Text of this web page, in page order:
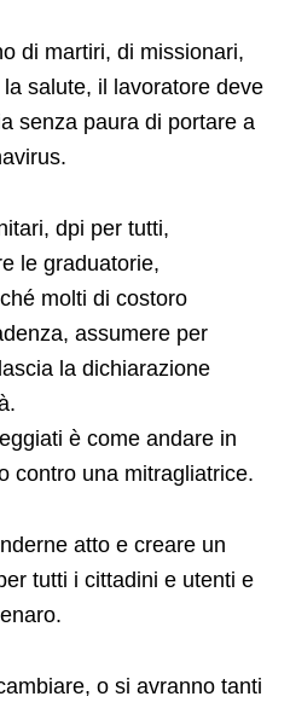
di martiri, di missionari,
salute, il lavoratore deve
senza paura di portare a
dpi per tutti,
le graduatorie,
molti di costoro
assumere per
la dichiarazione
è come andare in
contro una mitragliatrice.
atto e creare un
tutti i cittadini e utenti e
o si avranno tanti